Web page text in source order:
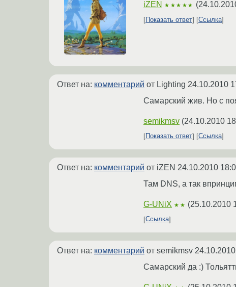
iZEN ★★★★★ (
Показать ответ Ссылка
Ответ на: комментарий от Lighting 24.10.2010
Самарский жив. Но с
semikmsv (24.10.2010
Показать ответ Ссылка
Ответ на: комментарий от iZEN 24.10.2010
Там DNS, а так
G-UNiX ★★ (25.10.2010
Ссылка
Ответ на: комментарий от semikmsv
Самарский да :)